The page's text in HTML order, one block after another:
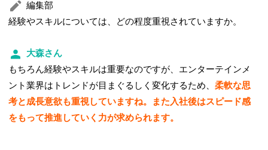
編集部
経験やスキルについては、どの程度重視されていますか。
大森さん
もちろん経験やスキルは重要なのですが、エンターテインメ
ント業界はトレンドが目まぐるしく変化するため、柔軟な思
考と成長意欲も重視していますね。また入社後はスピード感
をもって推進していく力が求められます。